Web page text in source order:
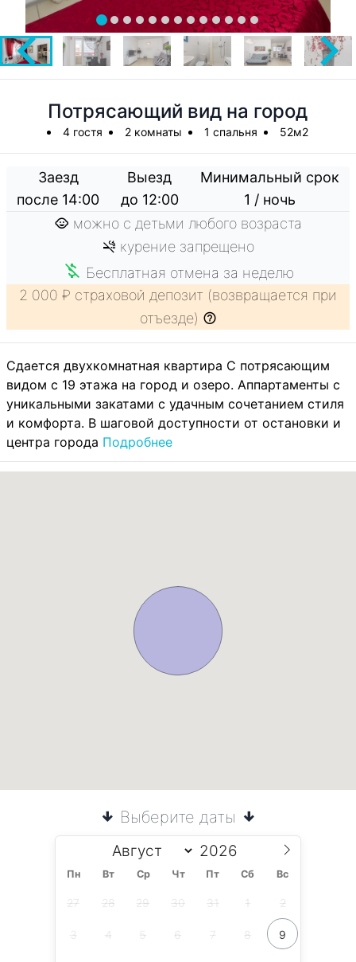
Потрясающий вид на город
4 гостя 2 комнаты 1 спальня 52м2
Заезд
после 14:00
Выезд
до 12:00
Минимальный срок
1 / ночь
можно с детьми любого возраста
курение запрещено
Бесплатная отмена за неделю
2 000 ₽ страховой депозит (возвращается при
отъезде)
Сдается двухкомнатная квартира С потрясающим
видом с 19 этажа на город и озеро. Аппартаменты с
уникальными закатами с удачным сочетанием стиля
и комфорта. В шаговой доступности от остановки и
центра города Подробнее
Выберите даты
Пн Вт Ср Чт Пт Сб Вс
27 28 29 30 31 1 2
3 4 5 6 7 8 9